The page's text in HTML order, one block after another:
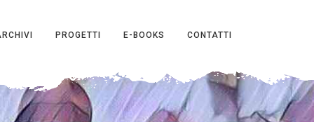
PROGETTI E-BOOKS CONTATTI